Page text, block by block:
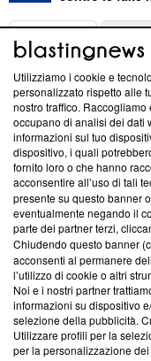
ABOUT
Questa sezione offre
News, sui nostri
creare news di
‘Trust Project - News
ancora membro del
parte; Trust Project
conformità agli
Su di noi
Team editoriale
Corporate
Redazione
Informativa Privacy
Utilizziamo i cookie e
personalizzato rispetto alle
nostro traffico.
occupano di analisi dei dati
informazioni sul tuo
dispositivo, i quali
fornito loro o che hanno
acconsentire all’uso di tali
presente su questo banner
eventualmente negando il
parte dei partner terzi,
Chiudendo questo banner
acconsenti al permanere
l’utilizzo di cookie o altri
Noi e i nostri partner
informazioni su dispositivo
selezione della pubblicità.
Utilizzare profili per la
per la personalizzazione